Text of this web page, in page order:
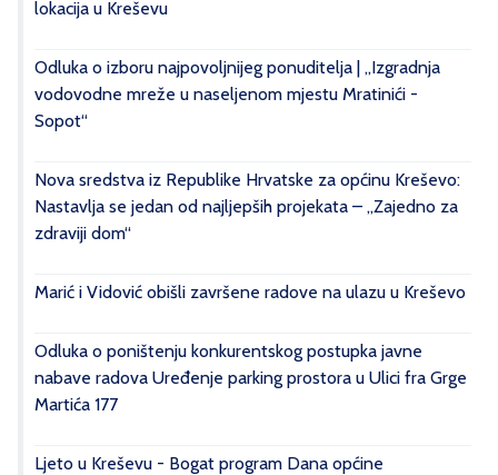
lokacija u Kreševu
Odluka o izboru najpovoljnijeg ponuditelja | „Izgradnja
vodovodne mreže u naseljenom mjestu Mratinići -
Sopot“
Nova sredstva iz Republike Hrvatske za općinu Kreševo:
Nastavlja se jedan od najljepših projekata – „Zajedno za
zdraviji dom“
Marić i Vidović obišli završene radove na ulazu u Kreševo
Odluka o poništenju konkurentskog postupka javne
nabave radova Uređenje parking prostora u Ulici fra Grge
Martića 177
Ljeto u Kreševu - Bogat program Dana općine